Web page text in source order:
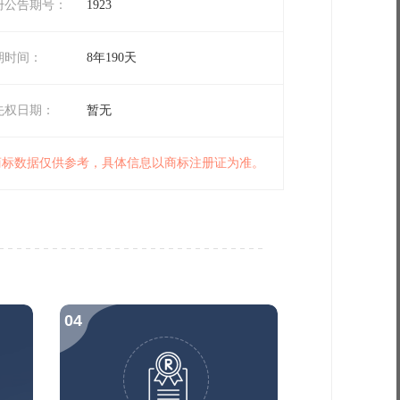
公告期号： 1923
间： 8年190天
权日期： 暂无
数据仅供参考，具体信息以商标注册证为准。